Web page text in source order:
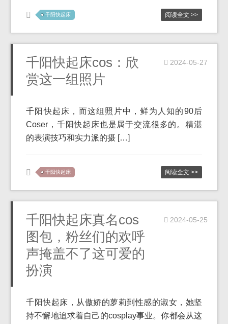
千阳快起床 阅读全文 >>
千阳快起床cos：欣
赏这一组照片
2024-05-27
千阳快起床，而这组照片中，鲜为人知的90后
Coser，千阳快起床也是属于交流很多的。精湛
的表演技巧和实力派的摄 […]
千阳快起床 阅读全文 >>
千阳快起床真名cos
图包，粉丝们的欢呼
声掩盖不了这可爱的
扮演
2024-05-25
千阳快起床，从傲娇的萝莉到性感的淑女，她坚
持不懈地追求着自己的cosplay事业。你都会从这